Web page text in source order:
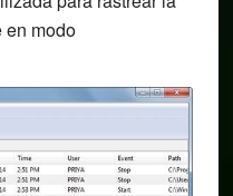
en modo